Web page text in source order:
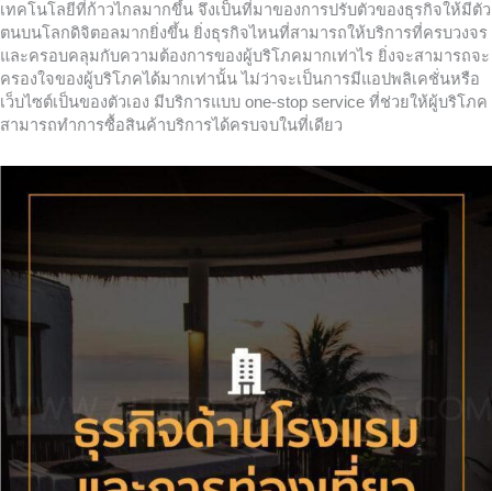
เทคโนโลยีที่ก้าวไกลมากขึ้น จึงเป็นที่มาของการปรับตัวของธุรกิจให้มีตัว
ตนบนโลกดิจิตอลมากยิ่งขึ้น ยิ่งธุรกิจไหนที่สามารถให้บริการที่ครบวงจร
และครอบคลุมกับความต้องการของผู้บริโภคมากเท่าไร ยิ่งจะสามารถจะ
ครองใจของผู้บริโภคได้มากเท่านั้น ไม่ว่าจะเป็นการมีแอปพลิเคชั่นหรือ
เว็บไซต์เป็นของตัวเอง มีบริการแบบ one-stop service ที่ช่วยให้ผู้บริโภค
สามารถทำการซื้อสินค้าบริการได้ครบจบในที่เดียว